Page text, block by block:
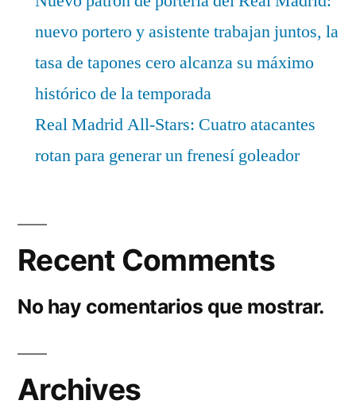
nuevo portero y asistente trabajan juntos, la
tasa de tapones cero alcanza su máximo
histórico de la temporada
Real Madrid All-Stars: Cuatro atacantes
rotan para generar un frenesí goleador
Recent Comments
No hay comentarios que mostrar.
Archives